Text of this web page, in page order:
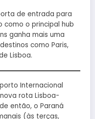
de entrada para
como o principal hub
ganha mais uma
como Paris,
Lisboa.
Internacional
rota Lisboa-
então, o Paraná
(às terças,